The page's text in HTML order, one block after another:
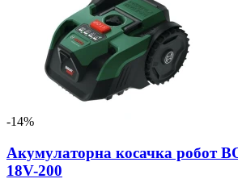
-14%
Акумулаторна косачка робот
18V-200